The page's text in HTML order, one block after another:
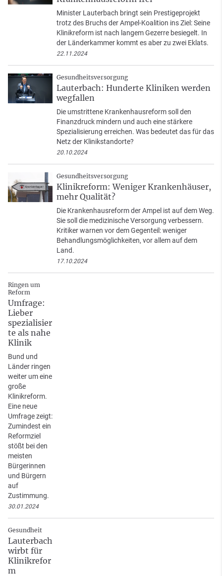
Minister Lauterbach bringt sein Prestigeprojekt
trotz des Bruchs der Ampel-Koalition ins Ziel: Seine
Klinikreform ist nach langem Gezerre besiegelt. In
der Länderkammer kommt es aber zu zwei Eklats.
22.11.2024
Gesundheitsversorgung
Lauterbach: Hunderte Kliniken werden
wegfallen
Die umstrittene Krankenhausreform soll den
Finanzdruck mindern und auch eine stärkere
Spezialisierung erreichen. Was bedeutet das für das
Netz der Klinikstandorte?
20.10.2024
Gesundheitsversorgung
Klinikreform: Weniger Krankenhäuser,
mehr Qualität?
Die Krankenhausreform der Ampel ist auf dem Weg.
Sie soll die medizinische Versorgung verbessern.
Kritiker warnen vor dem Gegenteil: weniger
Behandlungsmöglichkeiten, vor allem auf dem
Land.
17.10.2024
Ringen um
Reform
Umfrage:
Lieber
spezialisier
te als nahe
Klinik
Bund und
Länder ringen
weiter um eine
große
Klinikreform.
Eine neue
Umfrage zeigt:
Zumindest ein
Reformziel
stößt bei den
meisten
Bürgerinnen
und Bürgern
auf
Zustimmung.
30.01.2024
Gesundheit
Lauterbach
wirbt für
Klinikrefor
m